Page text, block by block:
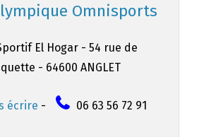
Omnisports
El Hogar - 54 rue de
- 64600 ANGLET
écrire - 06 63 56 72 91